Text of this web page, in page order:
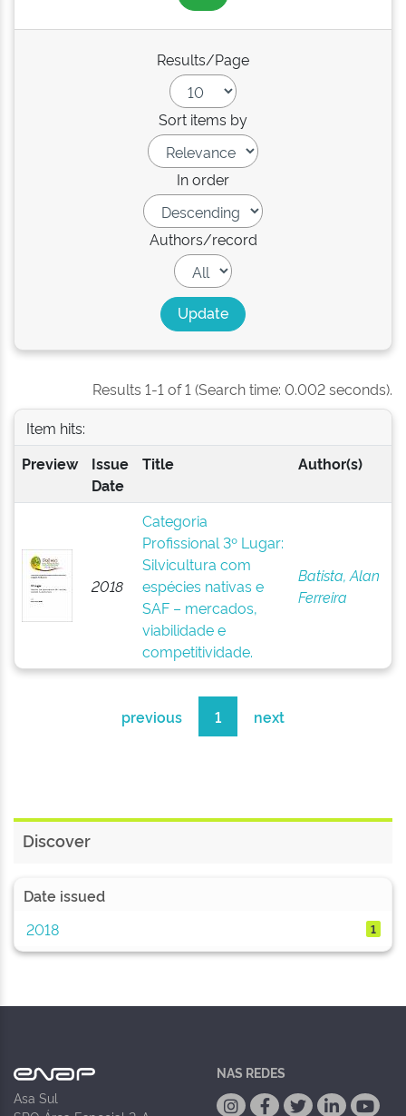
Results/Page
Sort items by
In order
Authors/record
Results 1-1 of 1 (Search time: 0.002 seconds).
Item hits:
Preview
Issue
Date
Title Author(s)
2018
Categoria
Profissional 3º Lugar:
Silvicultura com
espécies nativas e
SAF – mercados,
viabilidade e
competitividade.
Batista, Alan
Ferreira
previous 1 next
Discover
Date issued
2018
1
Asa Sul
NAS REDES